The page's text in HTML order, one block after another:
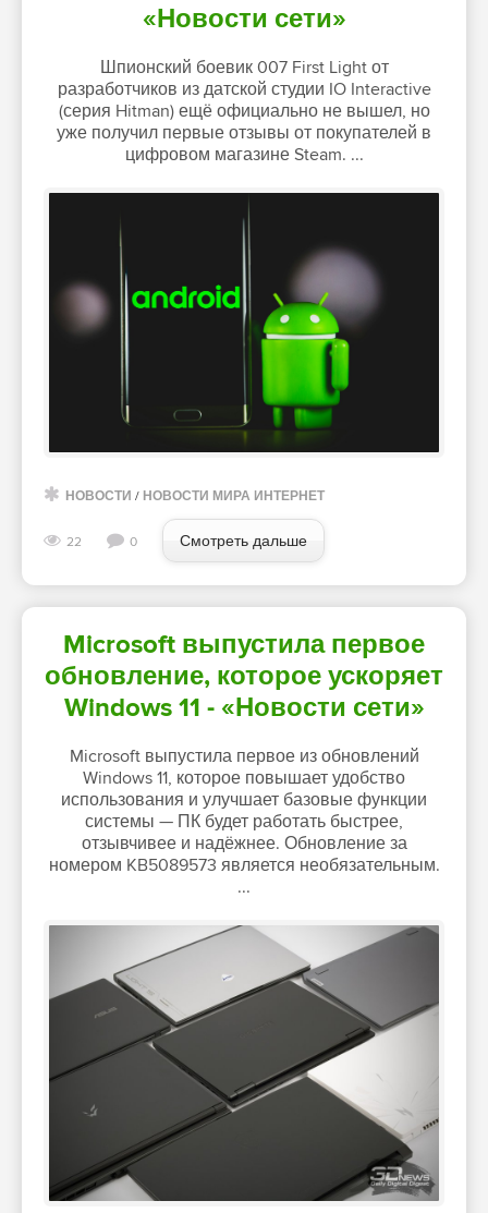
«Новости сети»
Шпионский боевик 007 First Light от
разработчиков из датской студии IO Interactive
(серия Hitman) ещё официально не вышел, но
уже получил первые отзывы от покупателей в
цифровом магазине Steam. ...
НОВОСТИ / НОВОСТИ МИРА ИНТЕРНЕТ
22 0 Смотреть дальше
Microsoft выпустила первое
обновление, которое ускоряет
Windows 11 - «Новости сети»
Microsoft выпустила первое из обновлений
Windows 11, которое повышает удобство
использования и улучшает базовые функции
системы — ПК будет работать быстрее,
отзывчивее и надёжнее. Обновление за
номером KB5089573 является необязательным.
...